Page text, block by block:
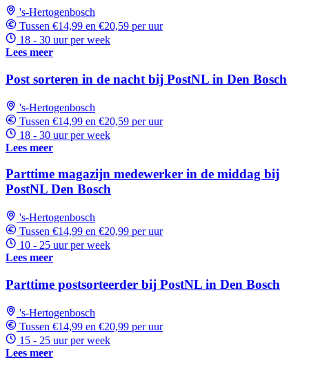
's-Hertogenbosch
Tussen €14,99 en €20,59 per uur
18 - 30 uur per week
Lees meer
Post sorteren in de nacht bij PostNL in Den Bosch
's-Hertogenbosch
Tussen €14,99 en €20,59 per uur
18 - 30 uur per week
Lees meer
Parttime magazijn medewerker in de middag bij
PostNL Den Bosch
's-Hertogenbosch
Tussen €14,99 en €20,99 per uur
10 - 25 uur per week
Lees meer
Parttime postsorteerder bij PostNL in Den Bosch
's-Hertogenbosch
Tussen €14,99 en €20,99 per uur
15 - 25 uur per week
Lees meer